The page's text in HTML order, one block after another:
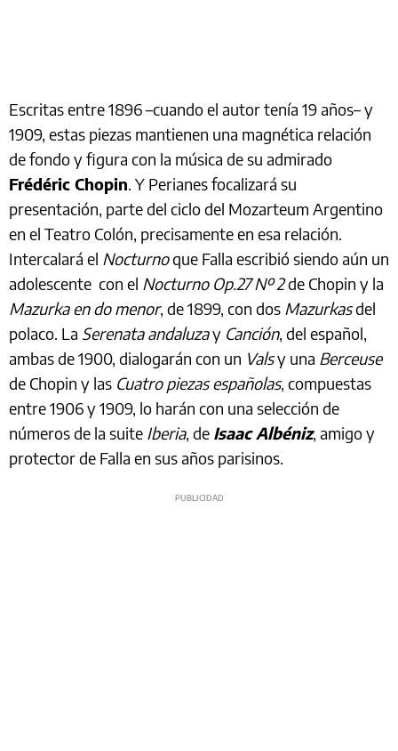
Escritas entre 1896 –cuando el autor tenía 19 años– y
1909, estas piezas mantienen una magnética relación
de fondo y figura con la música de su admirado
Frédéric Chopin. Y Perianes focalizará su
presentación, parte del ciclo del Mozarteum Argentino
en el Teatro Colón, precisamente en esa relación.
Intercalará el Nocturnoque Falla escribió siendo aún un
adolescente con el Nocturno Op.27 Nº 2de Chopin y la
Mazurka en do menor, de 1899, con dos Mazurkasdel
polaco. La Serenata andaluzay Canción, del español,
ambas de 1900, dialogarán con un Valsy una Berceuse
de Chopin y las Cuatro piezas españolas, compuestas
entre 1906 y 1909, lo harán con una selección de
números de la suite Iberia, de Isaac Albéniz, amigo y
protector de Falla en sus años parisinos.